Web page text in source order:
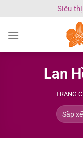
nội
Siêu
Lan
TRANG